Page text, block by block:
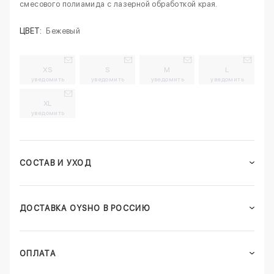
смесового полиамида с лазерной обработкой края.
ЦВЕТ: Бежевый
XS
уведомить
S
уведомить
M
уведомить
L
уведомить
XL
уведомить
СОСТАВ И УХОД
ДОСТАВКА OYSHO В РОССИЮ
ОПЛАТА